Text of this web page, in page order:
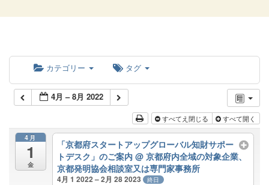
カテゴリー タグ
4月 – 8月 2022
すべてえ閉じる すべて開く
4月
1
金
「京都府スタートアップグローバル知財サポー
トデスク」のご案内@ 京都府内全域の対象企業、
京都発明協会相談室又は専門家事務所
4月 1 2022 – 2月 28 2023 終日